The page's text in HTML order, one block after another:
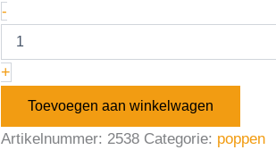
-
+
Toevoegen aan winkelwagen
Artikelnummer: 2538 Categorie: poppen